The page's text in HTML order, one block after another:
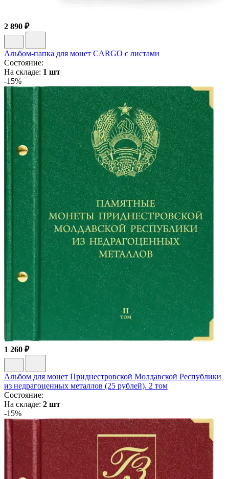
2 890 ₽
Альбом-папка для монет CARGO с листами
Состояние:
На складе: 1 шт
-15%
1 260 ₽
Альбом для монет Приднестровской Молдавской Республики
из недрагоценных металлов (25 рублей). 2 том
Состояние:
На складе: 2 шт
-15%